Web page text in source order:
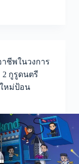
าชีพในวงการ
2 กูรูดนตรี
หม่ป้อน